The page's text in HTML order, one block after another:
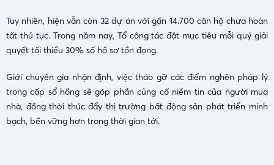
Tuy nhiên, hiện vẫn còn 32 dự án với gần 14.700 căn hộ chưa hoàn
tất thủ tục. Trong năm nay, Tổ công tác đặt mục tiêu mỗi quý giải
quyết tối thiểu 30% số hồ sơ tồn đọng.
Giới chuyên gia nhận định, việc tháo gỡ các điểm nghẽn pháp lý
trong cấp sổ hồng sẽ góp phần củng cố niềm tin của người mua
nhà, đồng thời thúc đẩy thị trường bất động sản phát triển minh
bạch, bền vững hơn trong thời gian tới.